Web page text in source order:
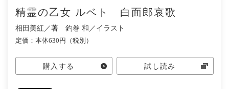
精霊の乙女 ルベト 白面郎哀歌
相田美紅／著 釣巻 和／イラスト
定価：本体630円（税別）
購入する 試し読み